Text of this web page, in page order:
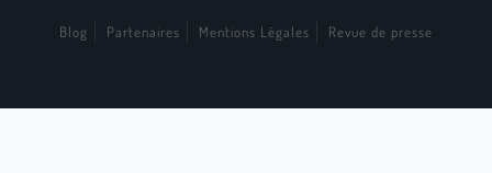
Blog Partenaires Mentions Légales Revue de presse